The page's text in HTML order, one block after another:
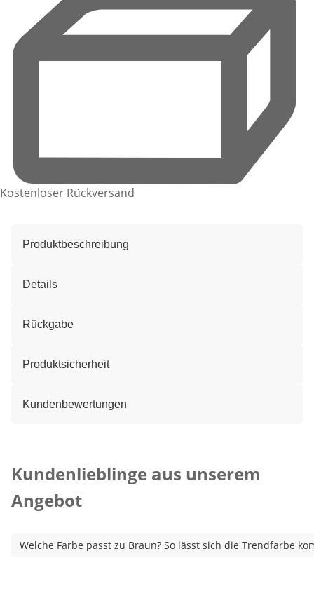
Kostenloser Rückversand
Produktbeschreibung
Details
Rückgabe
Produktsicherheit
Kundenbewertungen
Kundenlieblinge aus unserem
Angebot
Welche Farbe passt zu Braun? So lässt sich die Trendfarbe